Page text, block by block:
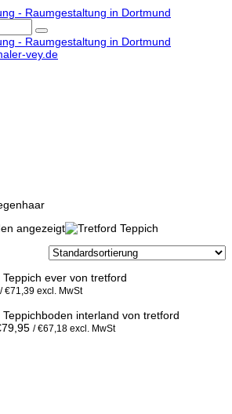
angezeigt
/€71,39 excl. MwSt
79,95 /€67,18 excl. MwSt